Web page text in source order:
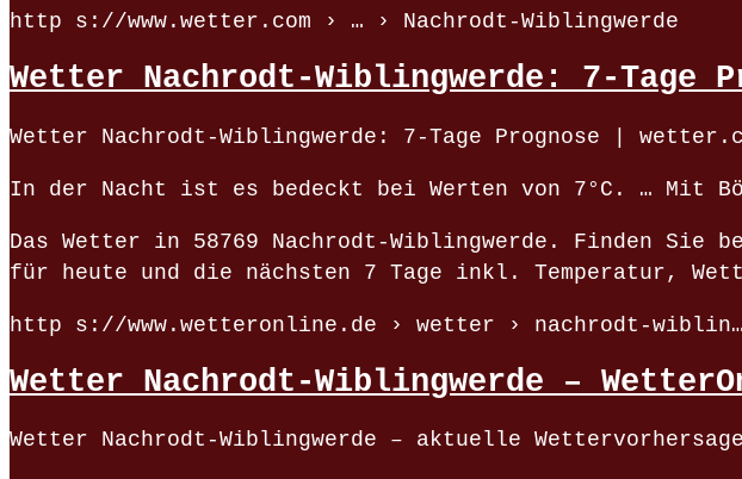
http s://www.wetter.com › … › Nachrodt-Wiblingwerde
Wetter Nachrodt-Wiblingwerde: 7-Tage
Wetter Nachrodt-Wiblingwerde: 7-Tage Prognose |
In der Nacht ist es bedeckt bei Werten von 7°C. … Mit
Das Wetter in 58769 Nachrodt-Wiblingwerde. Finden Sie
für heute und die nächsten 7 Tage inkl. Temperatur,
http s://www.wetteronline.de › wetter › nachrodt-wiblin…
Wetter Nachrodt-Wiblingwerde –
Wetter Nachrodt-Wiblingwerde – aktuelle